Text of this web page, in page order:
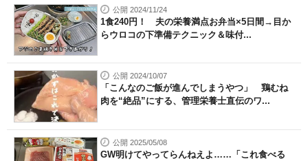
公開 2024/11/24
1食240円！ 夫の栄養満点お弁当×5日間→目か
らウロコの下準備テクニック＆味付...
公開 2024/10/07
「こんなのご飯が進んでしまうやつ」 鶏むね
肉を“絶品”にする、管理栄養士直伝のワ...
公開 2025/05/08
GW明けてやってらんねえよ……「これ食べる